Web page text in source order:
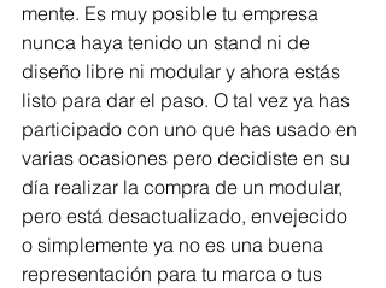
mente. Es muy posible tu empresa
nunca haya tenido un stand ni de
diseño libre ni modular y ahora estás
listo para dar el paso. O tal vez ya has
participado con uno que has usado en
varias ocasiones pero decidiste en su
día realizar la compra de un modular,
pero está desactualizado, envejecido
o simplemente ya no es una buena
representación para tu marca o tus